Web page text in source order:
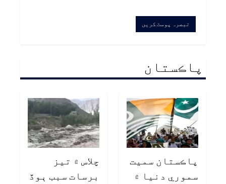
پاڪستان
پاڪستان سميت
سموري دنيا ۾
چلاس ۾ تيز
برسات سبب ٻوڏ